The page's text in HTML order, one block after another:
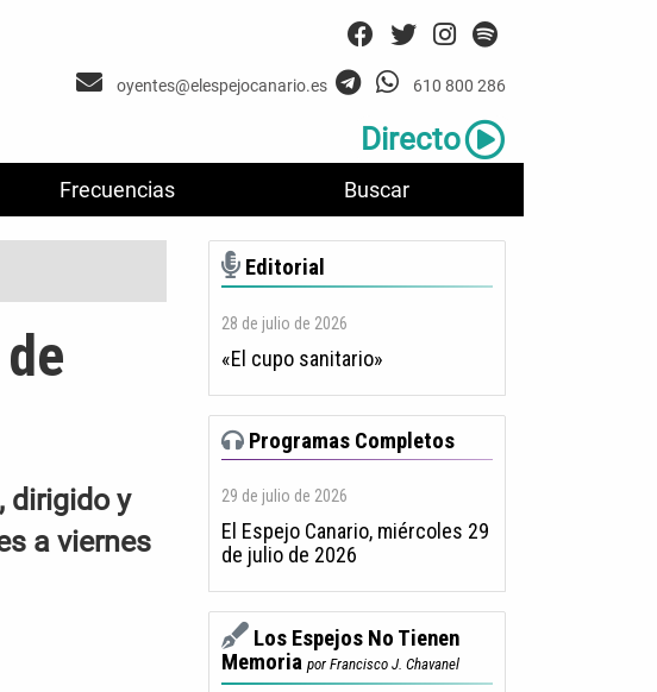
Frecuencias Buscar
oyentes@elespejocanario.es 610 800 286
Directo
dirigido y
a viernes
Editorial
28 de julio de 2026
«El cupo sanitario»
Programas Completos
29 de julio de 2026
El Espejo Canario, miércoles 29
de julio de 2026
Los Espejos No Tienen
Memoria por Francisco J. Chavanel